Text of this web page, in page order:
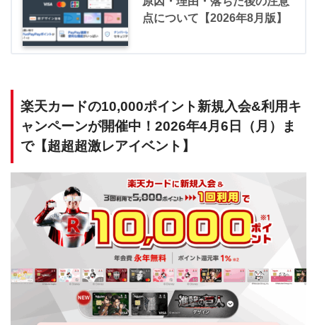
点について【2026年8月版】
楽天カードの10,000ポイント新規入会&利用キ
ャンペーンが開催中！2026年4月6日（月）ま
で【超超超激レアイベント】